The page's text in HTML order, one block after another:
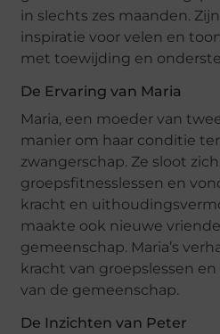
in slechts zes maanden.
inspiratie voor velen en
met toewijding en
De Ervaring van Maria
Maria, een moeder van
manier om haar conditie
zwangerschap. Ze sloot
groepsfitnesslessen en
kracht en
maakte ook nieuwe
gemeenschap. Maria’s
kracht van groepslessen
van de gemeenschap.
De Inzichten van Peter